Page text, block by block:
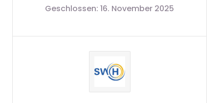
Geschlossen: 16. November 2025